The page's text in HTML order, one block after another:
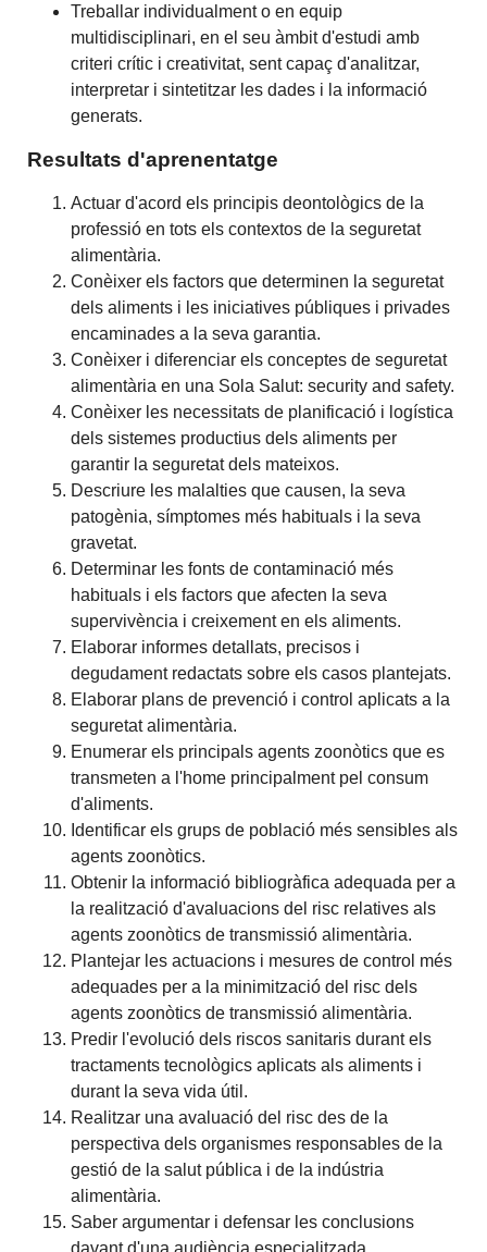
Treballar individualment o en equip
multidisciplinari, en el seu àmbit d'estudi amb
criteri crític i creativitat, sent capaç d'analitzar,
interpretar i sintetitzar les dades i la informació
generats.
Resultats d'aprenentatge
Actuar d'acord els principis deontològics de la
professió en tots els contextos de la seguretat
alimentària.
Conèixer els factors que determinen la seguretat
dels aliments i les iniciatives públiques i privades
encaminades a la seva garantia.
Conèixer i diferenciar els conceptes de seguretat
alimentària en una Sola Salut: security and safety.
Conèixer les necessitats de planificació i logística
dels sistemes productius dels aliments per
garantir la seguretat dels mateixos.
Descriure les malalties que causen, la seva
patogènia, símptomes més habituals i la seva
gravetat.
Determinar les fonts de contaminació més
habituals i els factors que afecten la seva
supervivència i creixement en els aliments.
Elaborar informes detallats, precisos i
degudament redactats sobre els casos plantejats.
Elaborar plans de prevenció i control aplicats a la
seguretat alimentària.
Enumerar els principals agents zoonòtics que es
transmeten a l'home principalment pel consum
d'aliments.
Identificar els grups de població més sensibles als
agents zoonòtics.
Obtenir la informació bibliogràfica adequada per a
la realització d'avaluacions del risc relatives als
agents zoonòtics de transmissió alimentària.
Plantejar les actuacions i mesures de control més
adequades per a la minimització del risc dels
agents zoonòtics de transmissió alimentària.
Predir l'evolució dels riscos sanitaris durant els
tractaments tecnològics aplicats als aliments i
durant la seva vida útil.
Realitzar una avaluació del risc des de la
perspectiva dels organismes responsables de la
gestió de la salut pública i de la indústria
alimentària.
Saber argumentar i defensar les conclusions
davant d'una audiència especialitzada.